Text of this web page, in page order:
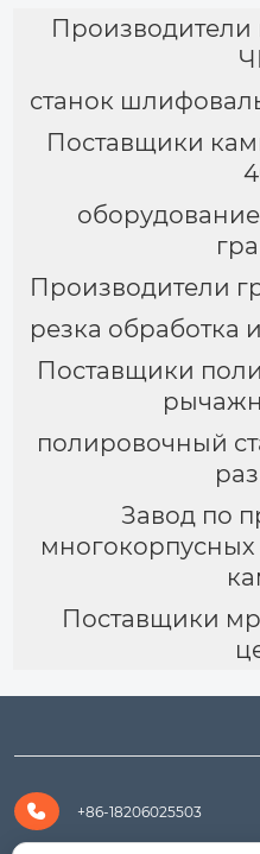
Производители
станок
Поставщики
Производители
резка обработка
Поставщики
полировочный
Завод по
многокорпусных
Поставщики
 +86-18206025503